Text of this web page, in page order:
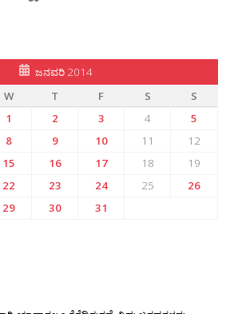
ಜನವರಿ 2014
W T F S
S
1
2 3 4
5
8 9 10 11
12
15 16 17 18
19
22 23 24 25
26
29 30
31